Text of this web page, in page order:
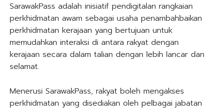
SarawakPass adalah inisiatif pendigitalan rangkaian
perkhidmatan awam sebagai usaha penambahbaikan
perkhidmatan kerajaan yang bertujuan untuk
memudahkan interaksi di antara rakyat dengan
kerajaan secara dalam talian dengan lebih lancar dan
selamat.
Menerusi SarawakPass, rakyat boleh mengakses
perkhidmatan yang disediakan oleh pelbagai jabatan